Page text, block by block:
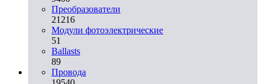
Преобразователи
21216
Модули фотоэлектрические
51
Ballasts
89
Провода